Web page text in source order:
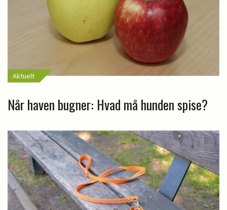
Aktuelt
Når haven bugner: Hvad må hunden spise?